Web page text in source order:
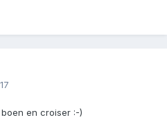
en croiser :-)